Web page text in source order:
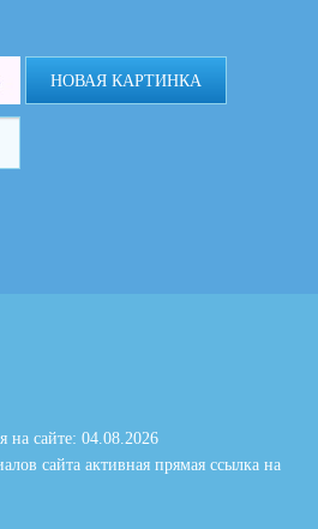
НОВАЯ КАРТИНКА
на сайте: 04.08.2026
сайта активная прямая ссылка на